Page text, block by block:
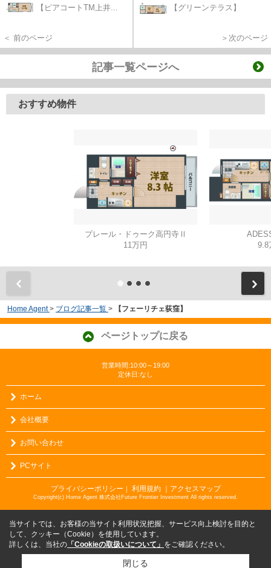
【ピアコートTM上井...
＜ 前のページ
【グリーンテラス】
＞次のページ
記事一覧ページへ
おすすめ物件
プレール・ドゥーク高円寺Ⅱ
11万円
9.8
Home Agent > ブログ記事一覧 > 【フェーリチェ荻窪】
ページトップに戻る
営業時間:10:00～19:00
定休日:なし
ホーム
会社概要
お問い合わせ
PCサイト
プライバシーポリシー ｜ 利用規約 ｜アクセスマップ
Copyright(c) Home Agent 株式会社Future Frontier Investment All rights reserved.
当サイトでは、お客様の当サイト利用状況把握、サービス向上検討を目的と
して、クッキー（Cookie）を使用しています。
詳しくは、当社の 「Cookieの取扱いについて」 をご確認ください。
閉じる